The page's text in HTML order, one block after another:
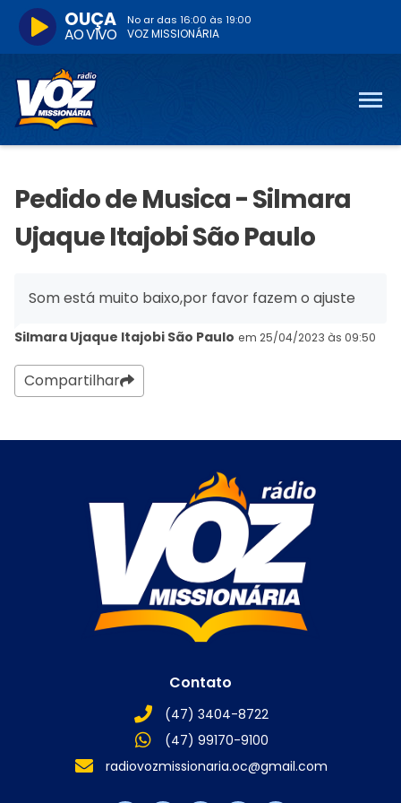
No ar das 16:00 às 19:00
VOZ MISSIONÁRIA
OUÇA
AO VIVO
Pedido de Musica - Silmara
Ujaque Itajobi São Paulo
Som está muito baixo,por favor fazem o ajuste
Silmara Ujaque Itajobi São Paulo em 25/04/2023 às 09:50
Compartilhar
Contato
(47) 3404-8722
(47) 99170-9100
radiovozmissionaria.oc@gmail.com